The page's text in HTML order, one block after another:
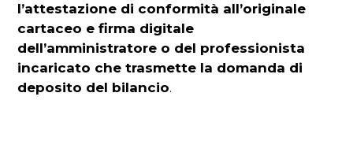
l’attestazione di conformità all’originale
cartaceo e firma digitale
dell’amministratore o del professionista
incaricato che trasmette la domanda di
deposito del bilancio.